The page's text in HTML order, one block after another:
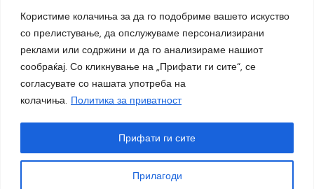
Користиме колачиња за да го подобриме вашето искуство
со прелистување, да опслужуваме персонализирани
реклами или содржини и да го анализираме нашиот
сообраќај. Со кликнување на „Прифати ги сите“, се
согласувате со нашата употреба на
колачиња. Политика за приватност
Прилагоди
Прифати ги сите
Импресум|Маркетинг